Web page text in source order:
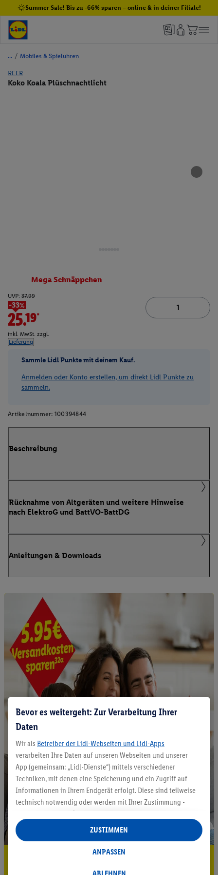
Summer Sale! Bis zu -66% sparen – online & in deiner Filiale!
/ Mobiles & Spieluhren
REER
Koko Koala Plüschnachtlicht
Mega Schnäppchen
UVP: 37.99
-33%
25.19*
inkl. MwSt. zzgl.
Lieferung
Sammle Lidl Punkte mit deinem Kauf.
Anmelden oder Konto erstellen, um direkt Lidl Punkte zu
sammeln.
Artikelnummer: 100394844
Beschreibung
Rücknahme von Altgeräten und weitere Hinweise
nach ElektroG und BattVO-BattDG
Anleitungen & Downloads
Bevor es weitergeht: Zur Verarbeitung Ihrer
Daten
Wir als Betreiber der Lidl-Webseiten und Lidl-Apps
verarbeiten Ihre Daten auf unseren Webseiten und unserer
App (gemeinsam: „Lidl-Dienste“) mittels verschiedener
Techniken, mit denen eine Speicherung und ein Zugriff auf
Informationen in Ihrem Endgerät erfolgt. Diese sind teilweise
technisch notwendig oder werden mit Ihrer Zustimmung -
auch durch Partner (u.a.
Verantwortliche; im Zusammenhang mit dem IAB TCF
insgesamt
Statistik-Erstellung oder für personalisierte Werbung
Datenverarbeitungen für personalisierte Werbung werden
ANPASSEN
ZUSTIMMEN